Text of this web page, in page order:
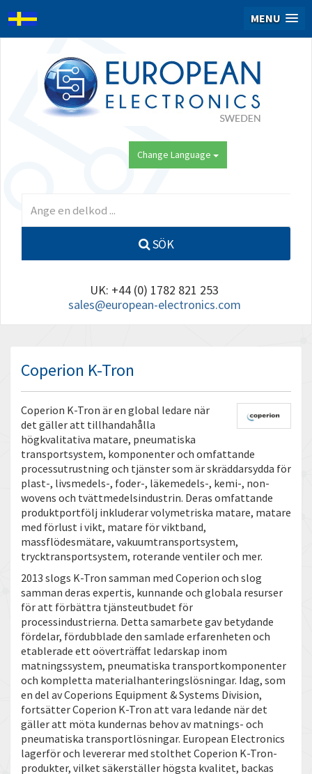
MENU
Change Language
SÖK
UK: +44 (0) 1782 821 253
sales@european-electronics.com
Coperion K-Tron
Coperion K-Tron är en global ledare när
det gäller att tillhandahålla
högkvalitativa matare, pneumatiska
transportsystem, komponenter och omfattande
processutrustning och tjänster som är skräddarsydda för
plast-, livsmedels-, foder-, läkemedels-, kemi-, non-
wovens och tvättmedelsindustrin. Deras omfattande
produktportfölj inkluderar volymetriska matare, matare
med förlust i vikt, matare för viktband,
massflödesmätare, vakuumtransportsystem,
trycktransportsystem, roterande ventiler och mer.
2013 slogs K-Tron samman med Coperion och slog
samman deras expertis, kunnande och globala resurser
för att förbättra tjänsteutbudet för
processindustrierna. Detta samarbete gav betydande
fördelar, fördubblade den samlade erfarenheten och
etablerade ett oöverträffat ledarskap inom
matningssystem, pneumatiska transportkomponenter
och kompletta materialhanteringslösningar. Idag, som
en del av Coperions Equipment & Systems Division,
fortsätter Coperion K-Tron att vara ledande när det
gäller att möta kundernas behov av matnings- och
pneumatiska transportlösningar. European Electronics
lagerför och levererar med stolthet Coperion K-Tron-
produkter, vilket säkerställer högsta kvalitet, backas